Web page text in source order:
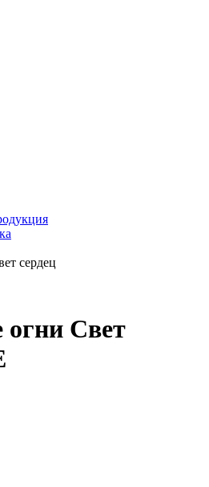
сердец
огни Свет